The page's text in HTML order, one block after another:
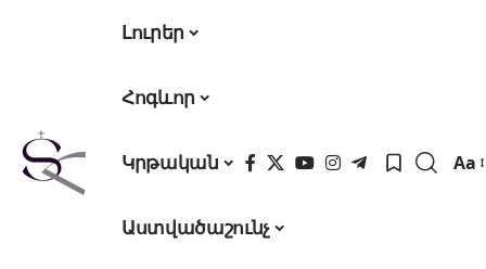
Լուրեր
Հոգևոր
Կրթական
Աստվածաշունչ
Aa